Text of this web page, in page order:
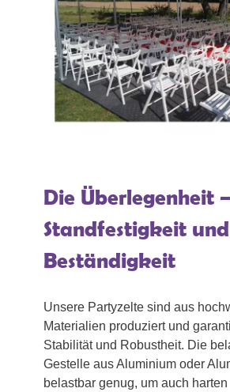
Die Überlegenheit
Standfestigkeit und
Beständigkeit
Unsere Partyzelte sind aus
Materialien produziert und
Stabilität und Robustheit. Die
Gestelle aus Aluminium oder
belastbar genug, um auch harten